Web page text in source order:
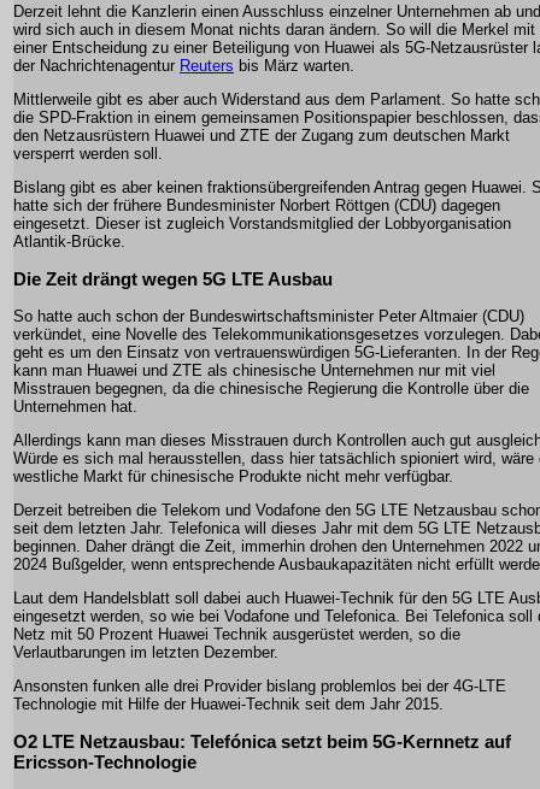
Derzeit lehnt die Kanzlerin einen Ausschluss einzelner Unternehmen ab
wird sich auch in diesem Monat nichts daran ändern. So will die Merkel mit
einer Entscheidung zu einer Beteiligung von Huawei als 5G-Netzausrüster
der Nachrichtenagentur Reuters bis März warten.
Mittlerweile gibt es aber auch Widerstand aus dem Parlament. So hatte
die SPD-Fraktion in einem gemeinsamen Positionspapier beschlossen,
den Netzausrüstern Huawei und ZTE der Zugang zum deutschen Markt
versperrt werden soll.
Bislang gibt es aber keinen fraktionsübergreifenden Antrag gegen Huawei.
hatte sich der frühere Bundesminister Norbert Röttgen (CDU) dagegen
eingesetzt. Dieser ist zugleich Vorstandsmitglied der Lobbyorganisation
Atlantik-Brücke.
Die Zeit drängt wegen 5G LTE Ausbau
So hatte auch schon der Bundeswirtschaftsminister Peter Altmaier (CDU)
verkündet, eine Novelle des Telekommunikationsgesetzes vorzulegen.
geht es um den Einsatz von vertrauenswürdigen 5G-Lieferanten. In der
kann man Huawei und ZTE als chinesische Unternehmen nur mit viel
Misstrauen begegnen, da die chinesische Regierung die Kontrolle über die
Unternehmen hat.
Allerdings kann man dieses Misstrauen durch Kontrollen auch gut
Würde es sich mal herausstellen, dass hier tatsächlich spioniert wird, wäre
westliche Markt für chinesische Produkte nicht mehr verfügbar.
Derzeit betreiben die Telekom und Vodafone den 5G LTE Netzausbau
seit dem letzten Jahr. Telefonica will dieses Jahr mit dem 5G LTE
beginnen. Daher drängt die Zeit, immerhin drohen den Unternehmen 2022
2024 Bußgelder, wenn entsprechende Ausbaukapazitäten nicht erfüllt
Laut dem Handelsblatt soll dabei auch Huawei-Technik für den 5G LTE
eingesetzt werden, so wie bei Vodafone und Telefonica. Bei Telefonica soll
Netz mit 50 Prozent Huawei Technik ausgerüstet werden, so die
Verlautbarungen im letzten Dezember.
Ansonsten funken alle drei Provider bislang problemlos bei der 4G-LTE
Technologie mit Hilfe der Huawei-Technik seit dem Jahr 2015.
O2 LTE Netzausbau: Telefónica setzt beim 5G-Kernnetz auf
Ericsson-Technologie